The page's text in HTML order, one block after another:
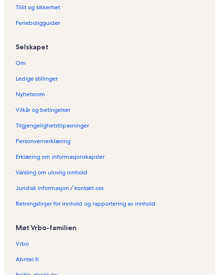
Tillit og sikkerhet
Ferieboligguider
Selskapet
Om
Ledige stillinger
Nyhetsrom
Vilkår og betingelser
Tilgjengelighetstilpasninger
Personvernerklæring
Erklæring om informasjonskapsler
Varsling om ulovlig innhold
Juridisk informasjon / kontakt oss
Retningslinjer for innhold og rapportering av innhold
Møt Vrbo-familien
Vrbo
Abritel.fr